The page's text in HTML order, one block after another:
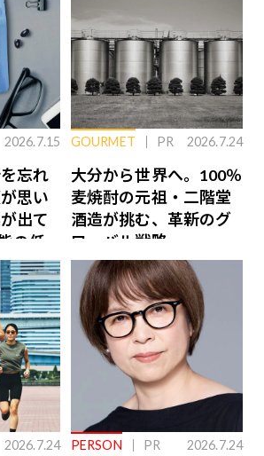
2026.7.15
忘れ
思い
出て
の低
ンナ
GOURMET PR 2026.7.24
大分から世界へ。100％
麦焼酎の元祖・二階堂
酒造が挑む、革新のグ
ローバル戦略
2026.7.24 PERSON PR 2026.7.24